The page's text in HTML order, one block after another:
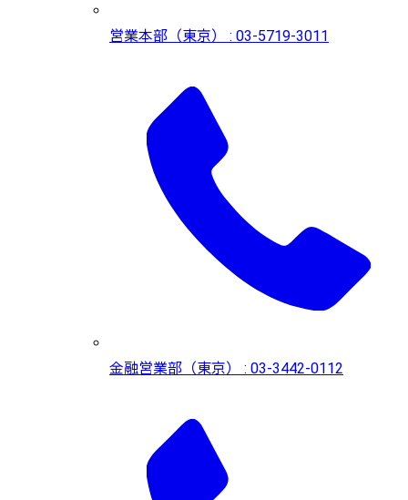
営業本部（東京） : 03-5719-3011
金融営業部（東京） : 03-3442-0112